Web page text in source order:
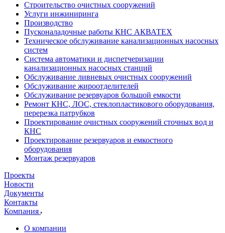
Строительство очистных сооружений
Услуги инжиниринга
Производство
Пусконаладочные работы КНС АКВАТЕХ
Техническое обслуживание канализационных насосных
систем
Система автоматики и диспетчеризации
канализационных насосных станций
Обслуживание ливневых очистных сооружений
Обслуживание жироотделителей
Обслуживание резервуаров большой емкости
Ремонт КНС, ЛОС, стеклопластикового оборудования,
перерезка патрубков
Проектирование очистных сооружений сточных вод и
КНС
Проектирование резервуаров и емкостного
оборудования
Монтаж резервуаров
Проекты
Новости
Документы
Контакты
Компания
О компании